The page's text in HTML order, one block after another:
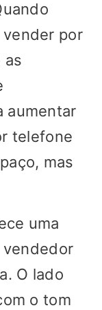
por
as
aumentar
telefone
mas
uma
vendedor
O lado
o tom